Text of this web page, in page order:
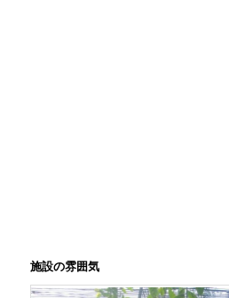
施設の雰囲気